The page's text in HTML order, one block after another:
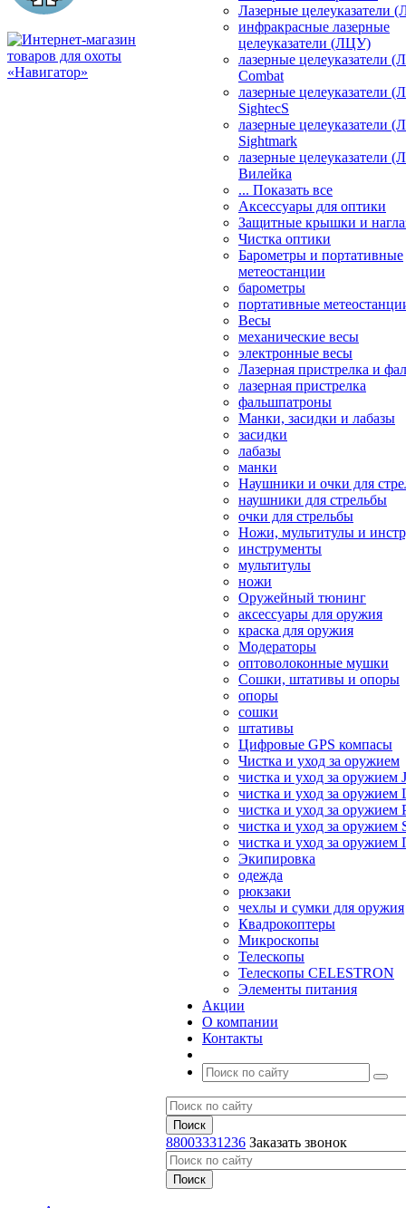
Лазерные целеуказатели
инфракрасные лазерные
целеуказатели (ЛЦУ)
лазерные целеуказатели
Combat
лазерные целеуказатели
SightecS
лазерные целеуказатели
Sightmark
лазерные целеуказатели
Вилейка
... Показать все
Аксессуары для оптики
Защитные крышки и
Чистка оптики
Барометры и портативные
метеостанции
барометры
портативные
Весы
механические весы
электронные весы
Лазерная пристрелка и
лазерная пристрелка
фальшпатроны
Манки, засидки и лабазы
засидки
лабазы
манки
Наушники и очки для
наушники для стрельбы
очки для стрельбы
Ножи, мультитулы и
инструменты
мультитулы
ножи
Оружейный тюнинг
аксессуары для оружия
краска для оружия
Модераторы
оптоволоконные мушки
Сошки, штативы и опоры
опоры
сошки
штативы
Цифровые GPS компасы
Чистка и уход за оружием
чистка и уход за оружием
чистка и уход за оружием
чистка и уход за оружием
чистка и уход за оружием
чистка и уход за
Экипировка
одежда
рюкзаки
чехлы и сумки для оружия
Квадрокоптеры
Микроскопы
Телескопы
Телескопы CELESTRON
Элементы питания
Акции
О компании
Контакты
88003331236 Заказать звонок